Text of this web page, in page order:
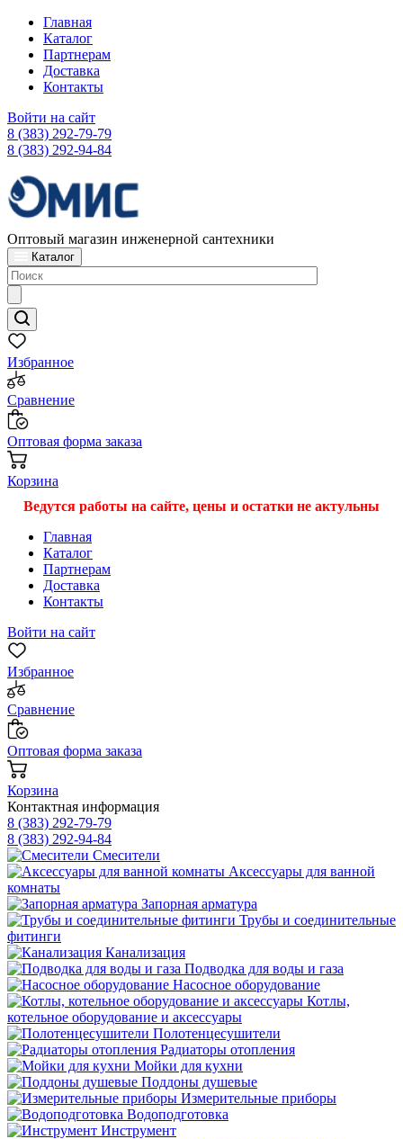
Главная
Каталог
Партнерам
Доставка
Контакты
Войти на сайт
8 (383) 292-79-79
8 (383) 292-94-84
Оптовый магазин инженерной сантехники
Каталог
Избранное
Сравнение
Оптовая форма заказа
Корзина
Ведутся работы на сайте, цены и остатки не актульны
Главная
Каталог
Партнерам
Доставка
Контакты
Войти на сайт
Избранное
Сравнение
Оптовая форма заказа
Корзина
Контактная информация
8 (383) 292-79-79
8 (383) 292-94-84
Смесители
Аксессуары для ванной
комнаты
Запорная арматура
Трубы и соединительные
фитинги
Канализация
Подводка для воды и газа
Насосное оборудование
Котлы,
котельное оборудование и аксессуары
Полотенцесушители
Радиаторы отопления
Мойки для кухни
Поддоны душевые
Измерительные приборы
Водоподготовка
Инструмент